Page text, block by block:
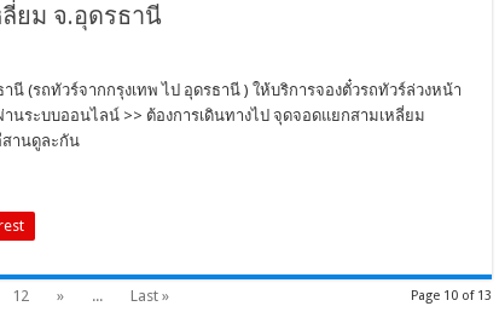
ยม จ.อุดรธานี
(รถทัวร์จากกรุงเทพ ไป อุดรธานี ) ให้บริการจองตั๋วรถทัวร์ล่วงหน้า
นระบบออนไลน์ >> ต้องการเดินทางไป จุดจอดแยกสามเหลี่ยม
สานดูละกัน
Page 10 of 13
12 » ... Last »